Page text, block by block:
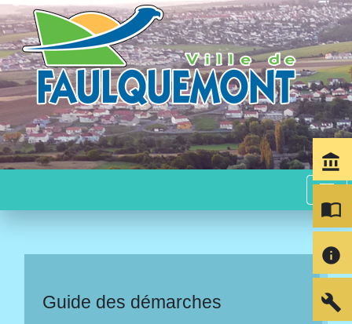
menu
Guide des démarches
account_balance
import_contacts
info
build